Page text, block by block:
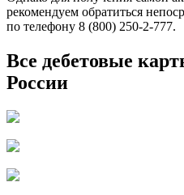
рекомендуем обратиться
по телефону 8 (800) 250-2-777.
Все дебетовые
России